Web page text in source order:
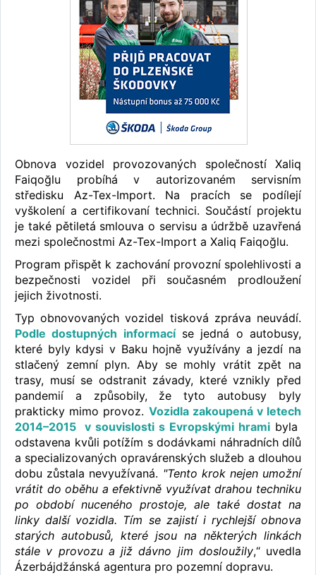
Obnova vozidel provozovaných společností Xaliq
Faiqoğlu probíhá v autorizovaném servisním
středisku Az-Tex-Import. Na pracích se podílejí
vyškolení a certifikovaní technici. Součástí projektu
je také pětiletá smlouva o servisu a údržbě uzavřená
mezi společnostmi Az-Tex-Import a Xaliq Faiqoğlu.
Program přispět k zachování provozní spolehlivosti a
bezpečnosti vozidel při současném prodloužení
jejich životnosti.
Typ obnovovaných vozidel tisková zpráva neuvádí.
Podle dostupných informacíse jedná o autobusy,
které byly kdysi v Baku hojně využívány a jezdí na
stlačený zemní plyn. Aby se mohly vrátit zpět na
trasy, musí se odstranit závady, které vznikly před
pandemií a způsobily, že tyto autobusy byly
prakticky mimo provoz. Vozidla zakoupená v letech
2014–2015 v souvislosti s Evropskými hrami byla
odstavena kvůli potížím s dodávkami náhradních dílů
a specializovaných opravárenských služeb a dlouhou
dobu zůstala nevyužívaná. "Tento krok nejen umožní
vrátit do oběhu a efektivně využívat drahou techniku
​​po období nuceného prostoje, ale také dostat na
linky další vozidla. Tím se zajistí i rychlejší obnova
starých autobusů, které jsou na některých linkách
stále v provozu a již dávno jim dosloužily,“ uvedla
Ázerbájdžánská agentura pro pozemní dopravu.